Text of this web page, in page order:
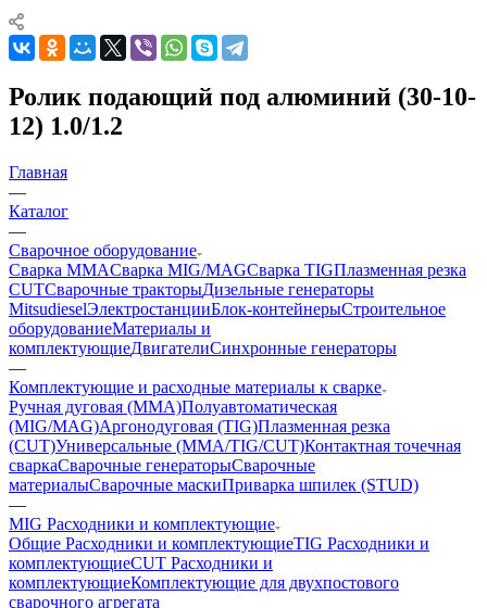
Ролик подающий под алюминий (30-10-
12) 1.0/1.2
Главная
—
Каталог
—
Сварочное оборудование
Сварка MMAСварка MIG/MAGСварка TIGПлазменная резка
CUTСварочные тракторыДизельные генераторы
MitsudieselЭлектростанцииБлок-контейнерыСтроительное
оборудованиеМатериалы и
комплектующиеДвигателиСинхронные генераторы
—
Комплектующие и расходные материалы к сварке
Ручная дуговая (MMA)Полуавтоматическая
(MIG/MAG)Аргонодуговая (TIG)Плазменная резка
(CUT)Универсальные (MMA/TIG/CUT)Контактная точечная
сваркаСварочные генераторыСварочные
материалыСварочные маскиПриварка шпилек (STUD)
—
MIG Расходники и комплектующие
Общие Расходники и комплектующиеTIG Расходники и
комплектующиеCUT Расходники и
комплектующиеКомплектующие для двухпостового
сварочного агрегата